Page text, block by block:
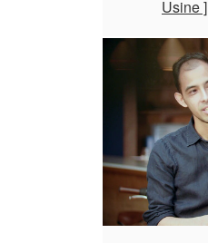
Usine ]